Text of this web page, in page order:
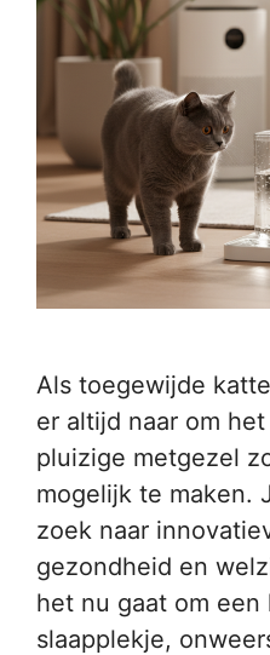
Als toegewijde
er altijd naar om
pluizige metgezel
mogelijk te maken.
zoek naar
gezondheid en
het nu gaat om een
slaapplekje,